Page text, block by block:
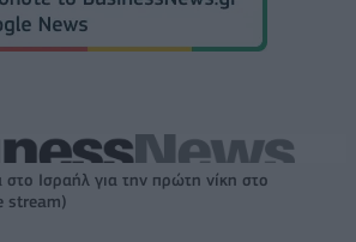
Ισραήλ για την πρώτη νίκη στο
stream)